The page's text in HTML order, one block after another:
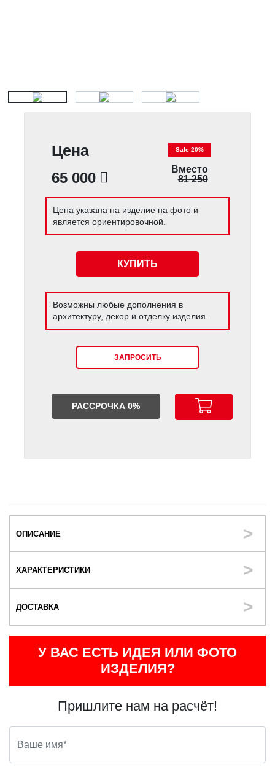
Цена
65 000
Sale 20%
Вместо
81 250
Цена указана на изделие на фото и
является ориентировочной.
КУПИТЬ
Возможны любые дополнения в
архитектуру, декор и отделку изделия.
ЗАПРОСИТЬ
РАССРОЧКА 0%
ОПИСАНИЕ
ХАРАКТЕРИСТИКИ
ДОСТАВКА
У ВАС ЕСТЬ ИДЕЯ ИЛИ ФОТО
ИЗДЕЛИЯ?
Пришлите нам на расчёт!